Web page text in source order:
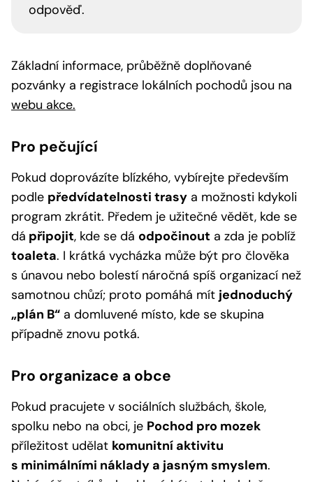
odpověď.
Základní informace, průběžně doplňované
pozvánky a registrace lokálních pochodů jsou na
webu akce.
Pro pečující
Pokud doprovázíte blízkého, vybírejte především
podle předvídatelnosti trasy a možnosti kdykoli
program zkrátit. Předem je užitečné vědět, kde se
dá připojit, kde se dá odpočinout a zda je poblíž
toaleta. I krátká vycházka může být pro člověka
s únavou nebo bolestí náročná spíš organizací než
samotnou chůzí; proto pomáhá mít jednoduchý
„plán B“ a domluvené místo, kde se skupina
případně znovu potká.
Pro organizace a obce
Pokud pracujete v sociálních službách, škole,
spolku nebo na obci, je Pochod pro mozek
příležitost udělat komunitní aktivitu
s minimálními náklady a jasným smyslem.